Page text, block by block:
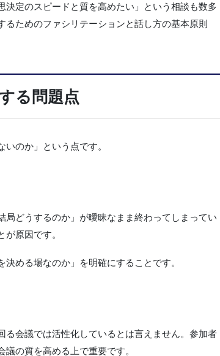
定のスピードと質を高めたい」という相談も数多
ためのファシリテーションと話し方の基本原則
る問題点
のか」という点です。
どうするのか」が曖昧なまま終わってしまってい
原因です。
める場なのか」を明確にすることです。
会議では活性化しているとは言えません。参加者
の質を高める上で重要です。